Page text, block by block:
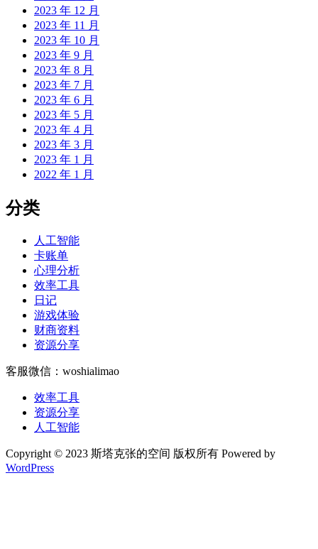
2023 年 12 月
2023 年 11 月
2023 年 10 月
2023 年 9 月
2023 年 8 月
2023 年 7 月
2023 年 6 月
2023 年 5 月
2023 年 4 月
2023 年 3 月
2023 年 1 月
2022 年 1 月
分类
人工智能
卡账单
心理分析
效率工具
日记
游戏体验
财商资料
资源分享
客服微信：woshialimao
效率工具
资源分享
人工智能
Copyright © 2023 斯塔克张的空间 版权所有 Powered by
WordPress